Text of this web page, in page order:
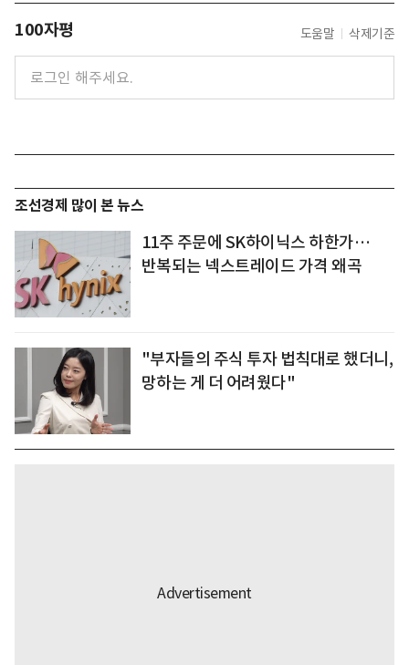
100자평 도움말 삭제기준
조선경제 많이 본 뉴스
11주 주문에 SK하이닉스 하한가…
반복되는 넥스트레이드 가격 왜곡
"부자들의 주식 투자 법칙대로 했더니,
망하는 게 더 어려웠다"